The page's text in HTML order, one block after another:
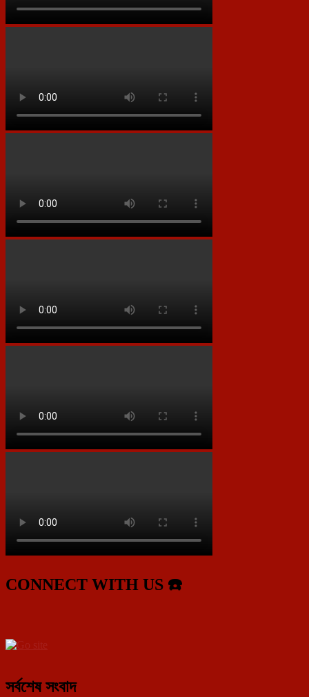
CONNECT WITH US ☎️
সর্বশেষ সংবাদ